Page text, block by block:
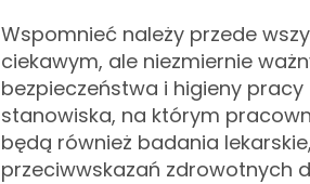
Wspomnieć należy przede
ciekawym, ale niezmiernie
bezpieczeństwa i higieny
stanowiska, na którym
będą również badania
przeciwwskazań zdrowotnych